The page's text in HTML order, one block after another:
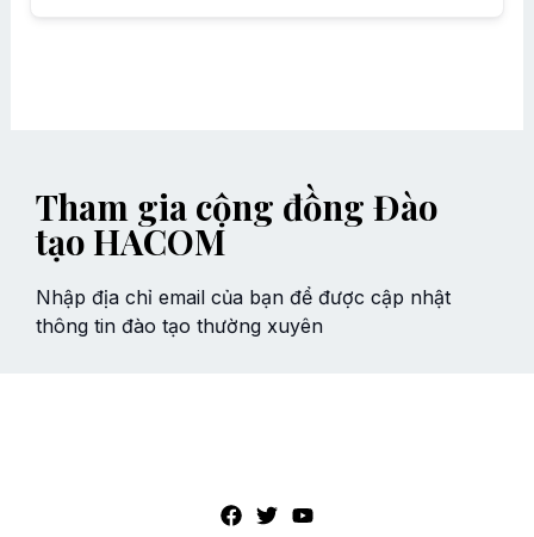
Tham gia cộng đồng Đào
tạo HACOM
Nhập địa chỉ email của bạn để được cập nhật
thông tin đào tạo thường xuyên